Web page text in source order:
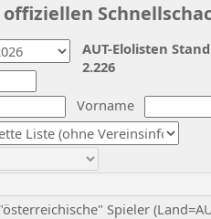
Vorname
Spieler
AUT-Elolisten
2.226